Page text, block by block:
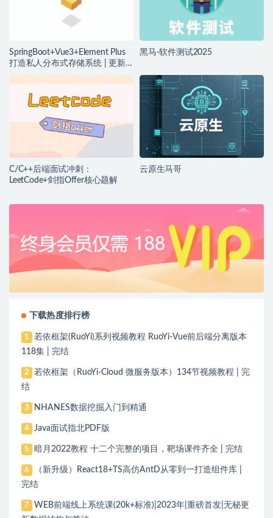
SpringBoot+Vue3+Element Plus
打造私人分布式存储系统 | 更新
完结
黑马-软件测试2025
C/C++后端面试冲刺：
LeetCode+剑指Offer核心题解
云原生马哥
下载热度排行榜
1
若依框架(RuoYi)系列视频教程 RuoYi-Vue前后端分离版本
118集 | 完结
2
若依框架（RuoYi-Cloud 微服务版本）134节视频教程 | 完
结
3 NHANES数据挖掘入门到精通
4 Java面试指北PDF版
5 暗月2022教程 十二个完整的项目，靶场课件齐全 | 完结
6
（新升级）React18+TS高仿AntD从零到一打造组件库 |
完结
7
WEB前端线上系统课(20k+标准)|2023年|重磅首发|无秘更